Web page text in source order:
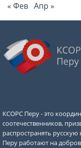
« Фев Апр »
КСОРС Перу - это
соотечественников,
распространять
Перу работают на